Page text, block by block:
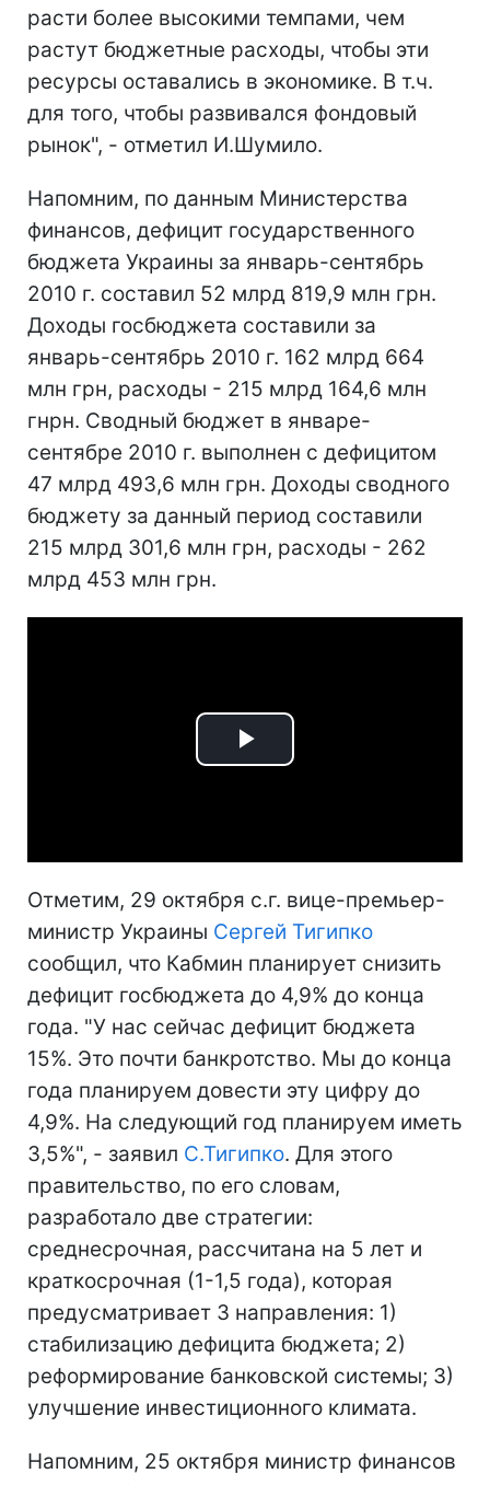
расти более высокими темпами, чем
растут бюджетные расходы, чтобы эти
ресурсы оставались в экономике. В т.ч.
для того, чтобы развивался фондовый
рынок", - отметил И.Шумило.
Напомним, по данным Министерства
финансов, дефицит государственного
бюджета Украины за январь-сентябрь
2010 г. составил 52 млрд 819,9 млн грн.
Доходы госбюджета составили за
январь-сентябрь 2010 г. 162 млрд 664
млн грн, расходы - 215 млрд 164,6 млн
гнрн. Сводный бюджет в январе-
сентябре 2010 г. выполнен с дефицитом
47 млрд 493,6 млн грн. Доходы сводного
бюджету за данный период составили
215 млрд 301,6 млн грн, расходы - 262
млрд 453 млн грн.
Play
Отметим, 29 октября с.г. вице-премьер-
министр Украины Сергей Тигипко
сообщил, что Кабмин планирует снизить
дефицит госбюджета до 4,9% до конца
года. "У нас сейчас дефицит бюджета
15%. Это почти банкротство. Мы до конца
года планируем довести эту цифру до
4,9%. На следующий год планируем иметь
3,5%", - заявил С.Тигипко. Для этого
правительство, по его словам,
разработало две стратегии:
среднесрочная, рассчитана на 5 лет и
краткосрочная (1-1,5 года), которая
предусматривает 3 направления: 1)
стабилизацию дефицита бюджета; 2)
реформирование банковской системы; 3)
улучшение инвестиционного климата.
Напомним, 25 октября министр финансов